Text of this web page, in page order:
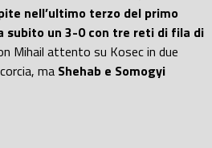
nell’ultimo terzo del primo
subito un 3-0 con tre reti di fila di
Mihail attento su Kosec in due
ma Shehab e Somogyi